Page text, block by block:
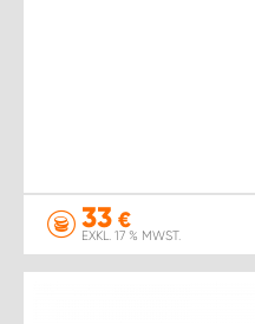
33 €
EXKL. 17 % MWST.